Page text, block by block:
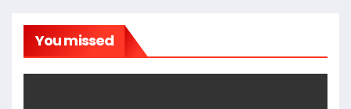
You missed